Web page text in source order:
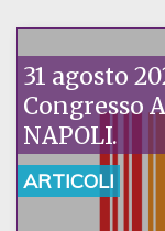
31 agosto
Congresso
NAPOLI.
ARTICOLI